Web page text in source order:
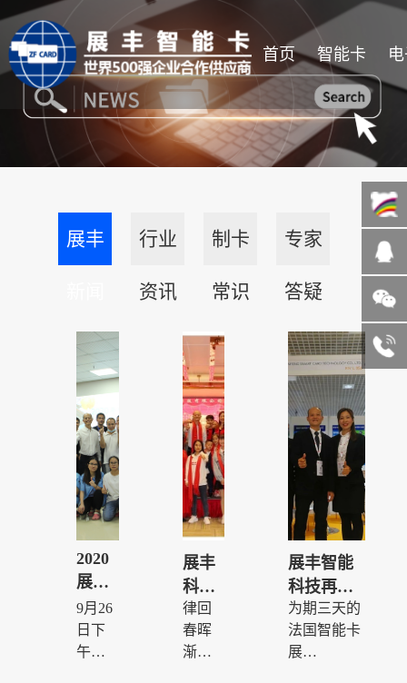
首页 智能卡
展丰 行业
资讯
制卡
常识
专家
答疑
2020
展丰
智能
科技
公司
9月26
日下
午两
展丰
科技
2020
年年
会圆
律回
春晖
渐，
展丰智能
科技再次
亮相2019
法国智能
卡展
为期三天的
法国智能卡
展
微信咨询
客服热线